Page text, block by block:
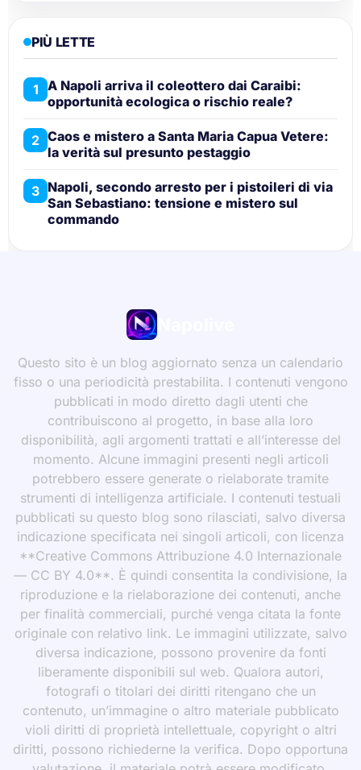
PIÙ LETTE
1 A Napoli arriva il coleottero dai Caraibi:
opportunità ecologica o rischio reale?
2 Caos e mistero a Santa Maria Capua Vetere:
la verità sul presunto pestaggio
3 Napoli, secondo arresto per i pistoileri di via
San Sebastiano: tensione e mistero sul
commando
Questo sito è un blog aggiornato senza un calendario
fisso o una periodicità prestabilita. I contenuti vengono
pubblicati in modo diretto dagli utenti che
contribuiscono al progetto, in base alla loro
disponibilità, agli argomenti trattati e all’interesse del
momento. Alcune immagini presenti negli articoli
potrebbero essere generate o rielaborate tramite
strumenti di intelligenza artificiale. I contenuti testuali
pubblicati su questo blog sono rilasciati, salvo diversa
indicazione specificata nei singoli articoli, con licenza
**Creative Commons Attribuzione 4.0 Internazionale
— CC BY 4.0**. È quindi consentita la condivisione, la
riproduzione e la rielaborazione dei contenuti, anche
per finalità commerciali, purché venga citata la fonte
originale con relativo link. Le immagini utilizzate, salvo
diversa indicazione, possono provenire da fonti
liberamente disponibili sul web. Qualora autori,
fotografi o titolari dei diritti ritengano che un
contenuto, un’immagine o altro materiale pubblicato
violi diritti di proprietà intellettuale, copyright o altri
diritti, possono richiederne la verifica. Dopo opportuna